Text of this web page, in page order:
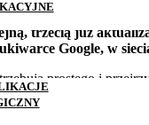
trzecią już
Google, w
prostego i
oraz dla osób